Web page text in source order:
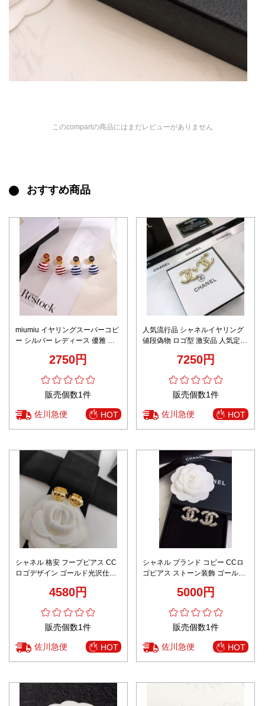
このcompartの商品にはまだレビューがありません
おすすめ商品
miumiu イヤリングスーパーコピ
ー シルバー レディース 優雅 縞
2750円
販売個数1件
佐川急便 HOT
人気流行品 シャネルイヤリング
値段偽物 ロゴ型 激安品 人気定番
7250円
販売個数1件
佐川急便 HOT
シャネル 格安 フープピアス CC
ロゴデザイン ゴールド光沢仕上
4580円
販売個数1件
佐川急便 HOT
シャネル ブランド コピー CCロ
ゴピアス ストーン装飾 ゴールド
5000円
販売個数1件
佐川急便 HOT